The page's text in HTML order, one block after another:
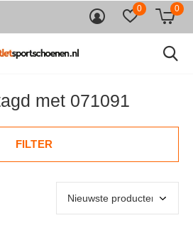
0 0
met 071091
FILTER